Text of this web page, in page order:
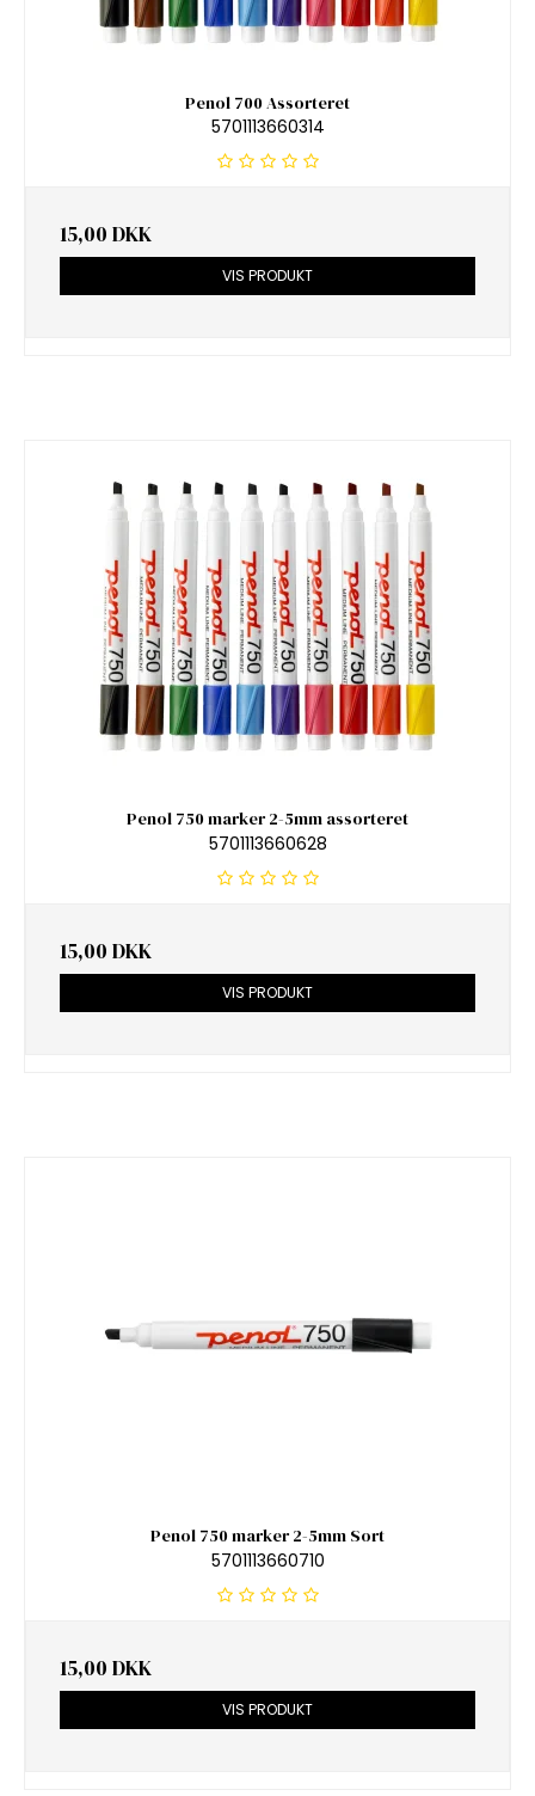
Penol 700 Assorteret
5701113660314
15,00 DKK
VIS PRODUKT
Penol 750 marker 2-5mm assorteret
5701113660628
15,00 DKK
VIS PRODUKT
Penol 750 marker 2-5mm Sort
5701113660710
15,00 DKK
VIS PRODUKT